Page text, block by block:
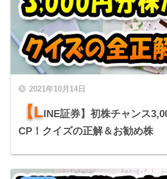
2021年10月14日
【LINE証券】初株チャンス
CP！クイズの正解＆お勧め株